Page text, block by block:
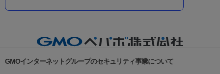
GMOインターネットグループのセキュリティ事業について